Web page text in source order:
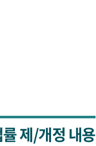
제/개정 내용